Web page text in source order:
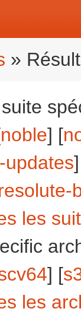
»
noble] [
updates
les
] [
les